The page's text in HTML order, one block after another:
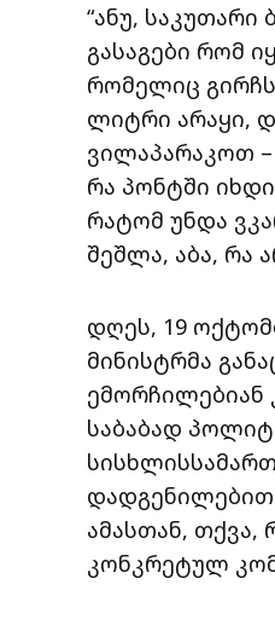
“ანუ,
გასაგები რომ
რომელიც
ლიტრი არაყი,
ვილაპარაკოთ
რა პონტში
რატომ უნდა
შეშლა, აბა, რა
დღეს, 19
მინისტრმა
ემორჩილებიან
საბაბად
დადგენილებით
ამასთან, თქვა,
კონკრეტულ